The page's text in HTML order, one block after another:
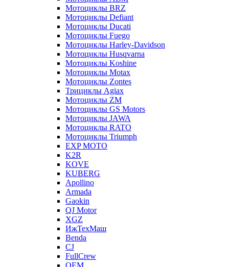
Мотоциклы BRZ
Мотоциклы Defiant
Мотоциклы Ducati
Мотоциклы Fuego
Мотоциклы Harley-Davidson
Мотоциклы Husqvarna
Мотоциклы Koshine
Мотоциклы Motax
Мотоциклы Zontes
Трициклы Agiax
Мотоциклы ZM
Мотоциклы GS Motors
Мотоциклы JAWA
Мотоциклы RATO
Мотоциклы Triumph
EXP MOTO
K2R
KOVE
KUBERG
Apollino
Armada
Gaokin
QJ Motor
XGZ
ИжТехМаш
Benda
CJ
FullCrew
OEM